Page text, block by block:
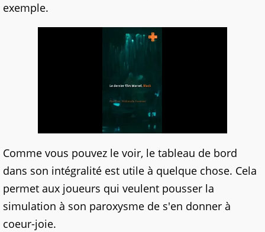
exemple.
Comme vous pouvez le voir, le tableau de bord
dans son intégralité est utile à quelque chose. Cela
permet aux joueurs qui veulent pousser la
simulation à son paroxysme de s'en donner à
coeur-joie.